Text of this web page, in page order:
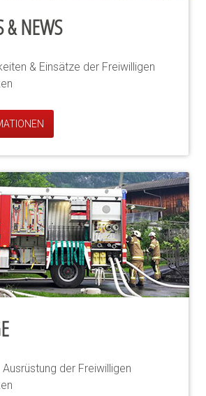
& NEWS
& Einsätze der Freiwilligen
der Freiwilligen